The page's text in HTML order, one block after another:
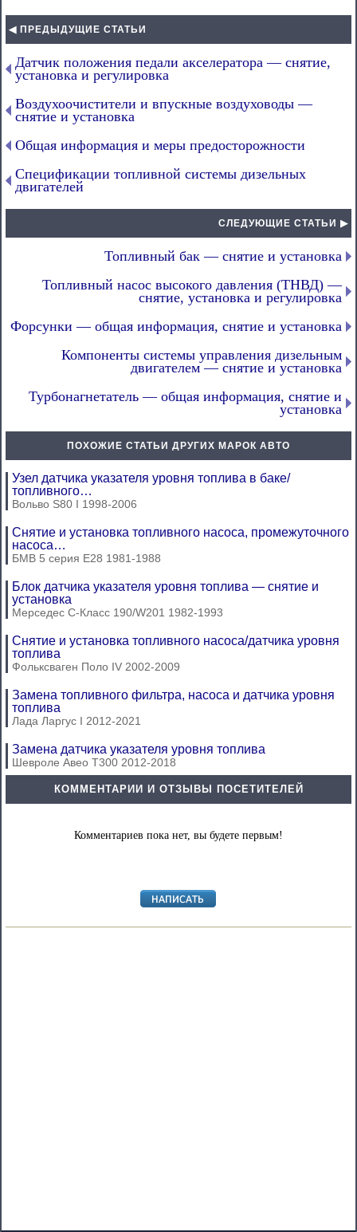
◀ ПРЕДЫДУЩИЕ СТАТЬИ
Датчик положения педали акселератора — снятие,
установка и регулировка
Воздухоочистители и впускные воздуховоды —
снятие и установка
Общая информация и меры предосторожности
Спецификации топливной системы дизельных
двигателей
СЛЕДУЮЩИЕ СТАТЬИ ▶
Топливный бак — снятие и установка
Топливный насос высокого давления (ТНВД) —
снятие, установка и регулировка
Форсунки — общая информация, снятие и установка
Компоненты системы управления дизельным
двигателем — снятие и установка
Турбонагнетатель — общая информация, снятие и
установка
ПОХОЖИЕ СТАТЬИ ДРУГИХ МАРОК АВТО
Узел датчика указателя уровня топлива в баке/
топливного…
Вольво S80 I 1998-2006
Снятие и установка топливного насоса, промежуточного
насоса…
БМВ 5 серия Е28 1981-1988
Блок датчика указателя уровня топлива — снятие и
установка
Мерседес C-Класс 190/W201 1982-1993
Снятие и установка топливного насоса/датчика уровня
топлива
Фольксваген Поло IV 2002-2009
Замена топливного фильтра, насоса и датчика уровня
топлива
Лада Ларгус I 2012-2021
Замена датчика указателя уровня топлива
Шевроле Авео Т300 2012-2018
КОММЕНТАРИИ И ОТЗЫВЫ ПОСЕТИТЕЛЕЙ
Комментариев пока нет, вы будете первым!